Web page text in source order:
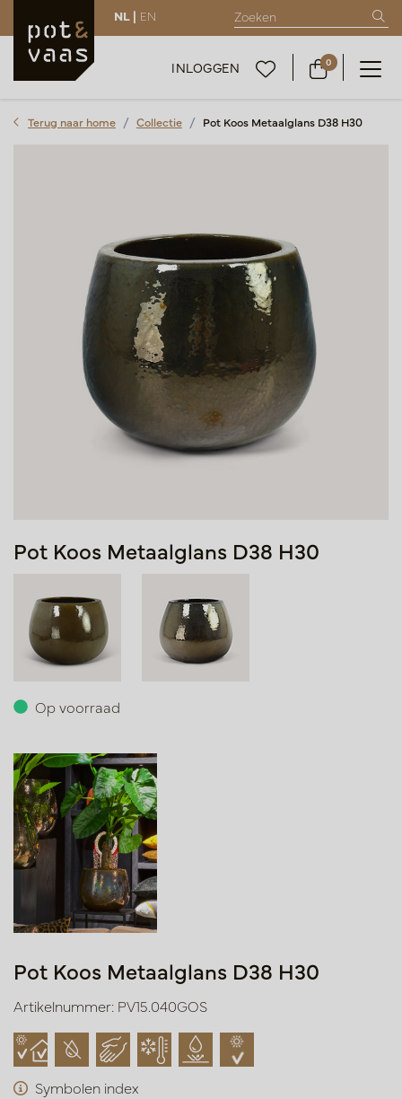
NL | EN
INLOGGEN 0
Terug naar home Collectie Pot Koos Metaalglans D38 H30
Pot Koos Metaalglans D38 H30
Op voorraad
Pot Koos Metaalglans D38 H30
Artikelnummer: PV15.040GOS
Symbolen index